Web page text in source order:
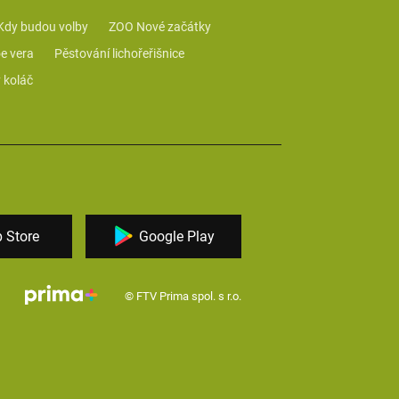
budou volby
ZOO Nové začátky
vera
Pěstování lichořeřišnice
koláč
Store Google Play
© FTV Prima spol. s r.o.